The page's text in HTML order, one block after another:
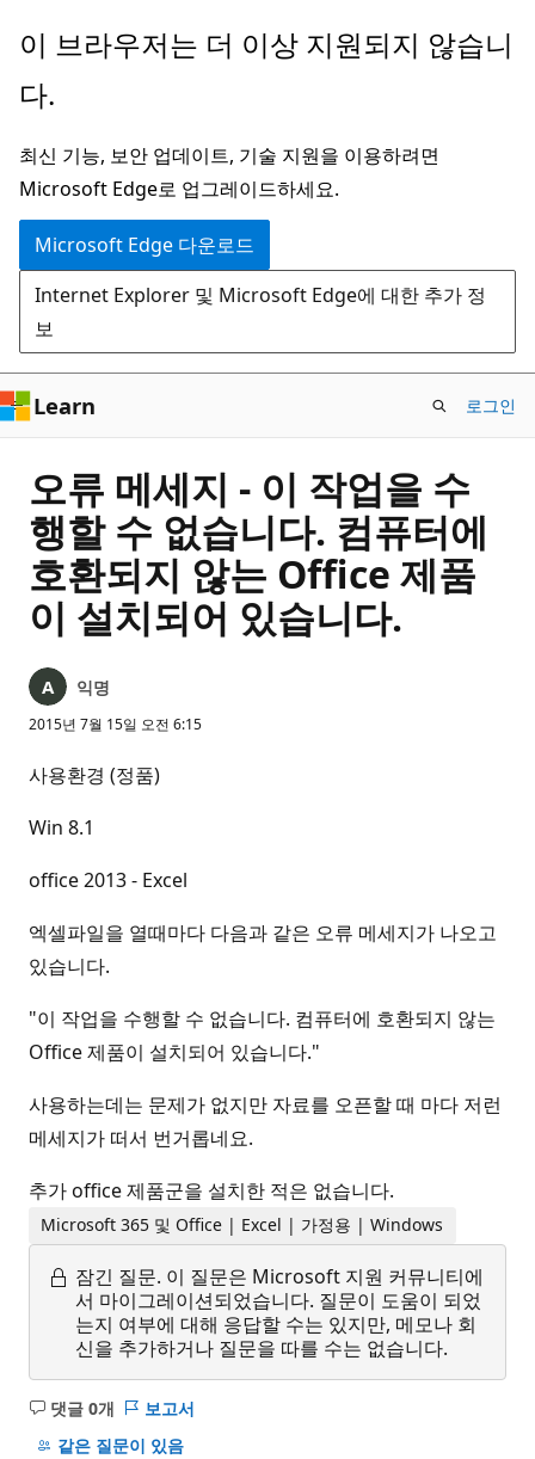
주
콘
츠
로
건
너
뛰
기
이 브라우저는 더 이상 지원되지 않습니
다.
최신 기능, 보안 업데이트, 기술 지원을 이용하려면
Microsoft Edge로 업그레이드하세요.
Microsoft Edge 다운로드
Internet Explorer 및 Microsoft Edge에 대한 추가 정
보
Learn 로그인
오류 메세지 - 이 작업을 수
행할 수 없습니다. 컴퓨터에
호환되지 않는 Office 제품
이 설치되어 있습니다.
익명
2015년 7월 15일 오전 6:15
사용환경 (정품)
Win 8.1
office 2013 - Excel
엑셀파일을 열때마다 다음과 같은 오류 메세지가 나오고
있습니다.
"이 작업을 수행할 수 없습니다. 컴퓨터에 호환되지 않는
Office 제품이 설치되어 있습니다."
사용하는데는 문제가 없지만 자료를 오픈할 때 마다 저런
메세지가 떠서 번거롭네요.
추가 office 제품군을 설치한 적은 없습니다.
Microsoft 365 및 Office | Excel | 가정용 | Windows
잠긴 질문. 이 질문은 Microsoft 지원 커뮤니티에
서 마이그레이션되었습니다. 질문이 도움이 되었
는지 여부에 대해 응답할 수는 있지만, 메모나 회
신을 추가하거나 질문을 따를 수는 없습니다.
댓글 0개
설
명
보고서
같은 질문이 있음